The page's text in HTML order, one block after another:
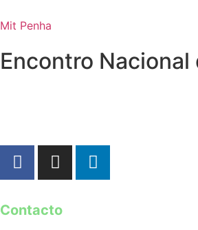
Mit Penha
Encontro
Contacto